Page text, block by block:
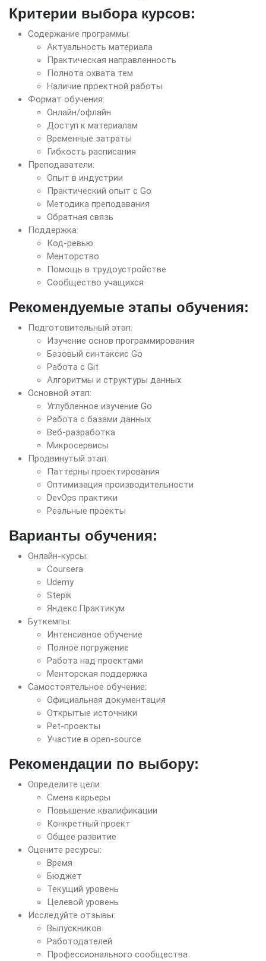
Критерии выбора курсов:
Содержание программы:
Актуальность материала
Практическая направленность
Полнота охвата тем
Наличие проектной работы
Формат обучения:
Онлайн/офлайн
Доступ к материалам
Временные затраты
Гибкость расписания
Преподаватели:
Опыт в индустрии
Практический опыт с Go
Методика преподавания
Обратная связь
Поддержка:
Код-ревью
Менторство
Помощь в трудоустройстве
Сообщество учащихся
Рекомендуемые этапы обучения:
Подготовительный этап:
Изучение основ программирования
Базовый синтаксис Go
Работа с Git
Алгоритмы и структуры данных
Основной этап:
Углубленное изучение Go
Работа с базами данных
Веб-разработка
Микросервисы
Продвинутый этап:
Паттерны проектирования
Оптимизация производительности
DevOps практики
Реальные проекты
Варианты обучения:
Онлайн-курсы:
Coursera
Udemy
Stepik
Яндекс.Практикум
Буткемпы:
Интенсивное обучение
Полное погружение
Работа над проектами
Менторская поддержка
Самостоятельное обучение:
Официальная документация
Открытые источники
Pet-проекты
Участие в open-source
Рекомендации по выбору:
Определите цели:
Смена карьеры
Повышение квалификации
Конкретный проект
Общее развитие
Оцените ресурсы:
Время
Бюджет
Текущий уровень
Целевой уровень
Исследуйте отзывы:
Выпускников
Работодателей
Профессионального сообщества